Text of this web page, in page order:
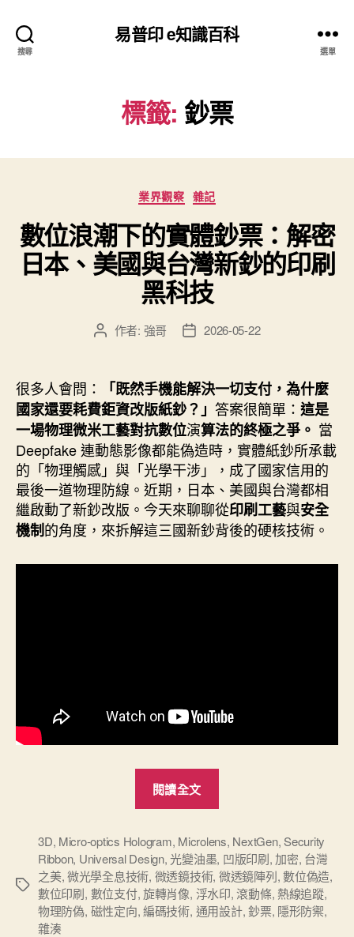
搜尋
易普印 e知識百科
選單
標籤: 鈔票
分
類
業界觀察 雜記
數位浪潮下的實體鈔票：解密
日本、美國與台灣新鈔的印刷
黑科技
文
者
作者: 強哥
文
佈
日
期
2026-05-22
很多人會問：
「既然手機能解決一切支付，為什麼
國家還要耗費鉅資改版紙鈔？」 答案很簡單： 這是
一場物理微米工藝對抗數位演算法的終極之爭。 當
Deepfake 連動態影像都能偽造時，實體紙鈔所承載
的「物理觸感」與「光學干涉」，成了國家信用的
最後一道物理防線。近期，日本、美國與台灣都相
繼啟動了新鈔改版。今天來聊聊從印刷工藝與安全
機制的角度，來拆解這三國新鈔背後的硬核技術。
閱讀全文
潮
下
的
實
標
3D, Micro-optics Hologram, Microlens, NextGen,Security
Ribbon, Universal Design,光變油墨, 凹版印刷,加密, 台灣
之美,微光學全息技術, 微透鏡技術, 微透鏡陣列,數位偽造,
數位印刷, 數位支付,旋轉肖像, 浮水印,滾動條, 熱線追蹤,
物理防偽, 磁性定向,編碼技術, 通用設計,鈔票, 隱形防禦,
雜湊